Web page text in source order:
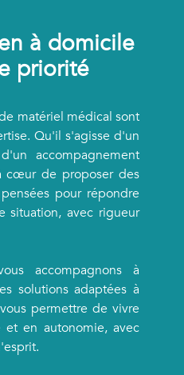
à domicile
priorité
matériel médical sont
Qu'il s'agisse d'un
accompagnement
cœur de proposer des
pour répondre
situation, avec rigueur
accompagnons à
solutions adaptées à
permettre de vivre
et en autonomie, avec